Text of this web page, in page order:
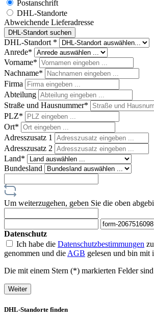
Postanschrift
DHL-Standorte
Abweichende Lieferadresse
DHL-Standort suchen
DHL-Standort *
Anrede*
Vorname*
Nachname*
Firma
Abteilung
Straße und Hausnummer*
PLZ*
Ort*
Adresszusatz 1
Adresszusatz 2
Land*
Bundesland
Um weiterzugehen, geben Sie die oben
Datenschutz
Ich habe die Datenschutzbestimmungen
genommen und die AGB gelesen und bin mit
Die mit einem Stern (*) markierten Felder
Weiter
DHL-Standorte finden